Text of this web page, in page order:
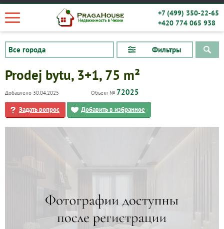
+7 (499) 350-22-65
+420 774 065 938
Фильтры
Prodej bytu, 3+1, 75 m²
Добавлено 30.04.2025 Объект № 72025
Задать вопрос Добавить в избранное